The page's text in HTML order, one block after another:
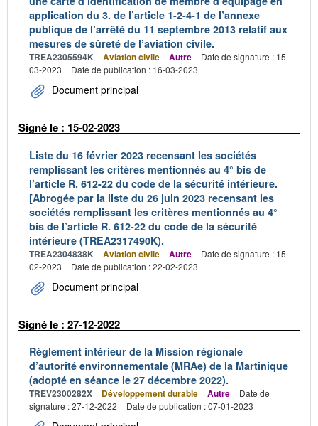
application du 3. de l’article 1-2-4-1 de l’annexe
publique de l’arrêté du 11 septembre 2013 relatif aux
mesures de sûreté de l’aviation civile.
TREA2305594K Aviation civile Autre
Date de signature : 15-
03-2023
Date de publication : 16-03-2023
Document principal
Signé le : 15-02-2023
Liste du 16 février 2023 recensant les sociétés
remplissant les critères mentionnés au 4° bis de
l’article R. 612-22 du code de la sécurité intérieure.
[Abrogée par la liste du 26 juin 2023 recensant les
sociétés remplissant les critères mentionnés au 4°
bis de l’article R. 612-22 du code de la sécurité
intérieure (TREA2317490K).
TREA2304838K Aviation civile Autre
Date de signature : 15-
02-2023
Date de publication : 22-02-2023
Document principal
Signé le : 27-12-2022
Règlement intérieur de la Mission régionale
d’autorité environnementale (MRAe) de la Martinique
(adopté en séance le 27 décembre 2022).
TREV2300282X Développement durable Autre
Date de
signature : 27-12-2022
Date de publication : 07-01-2023